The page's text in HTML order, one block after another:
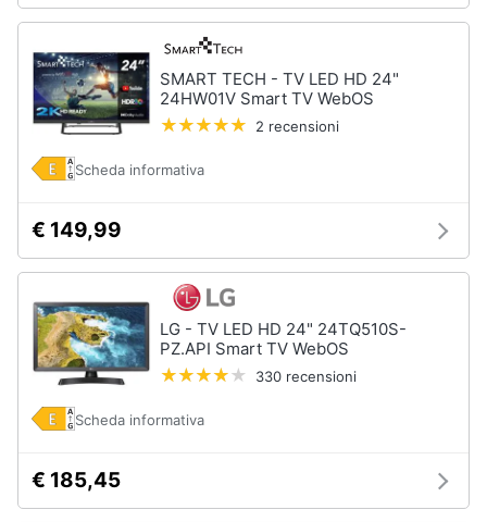
Abbigliamento
Sport
Libri,
dvd
Festività
e
ricorrenze
Promozioni
tutti
SMART TECH - TV LED HD 24"
24HW01V Smart TV WebOS
2 recensioni
Scheda informativa
€ 149,99
LG - TV LED HD 24" 24TQ510S-
PZ.API Smart TV WebOS
330 recensioni
Scheda informativa
€ 185,45